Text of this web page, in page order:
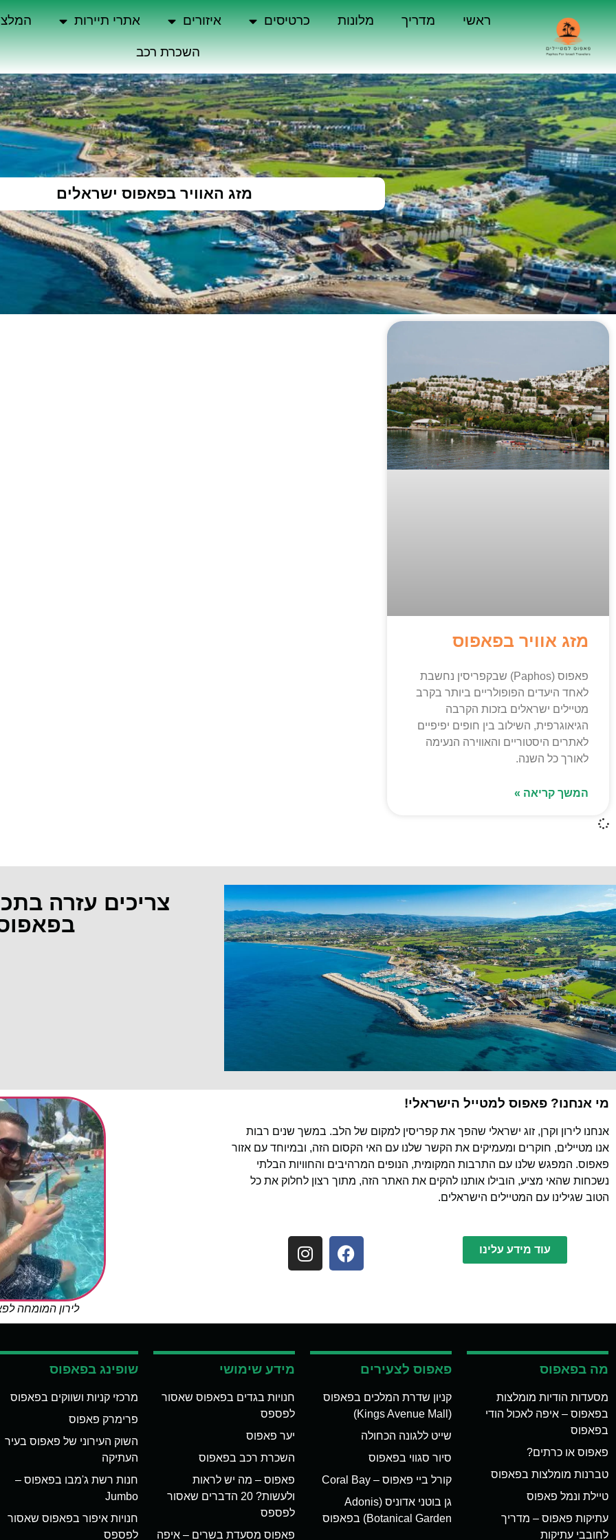
ראשי מדריך מלונות כרטיסים איזורים אתרי תיירות
השכרת רכב
מזג האוויר בפאפוס ישראלים
מזג אוויר בפאפוס
פאפוס (Paphos) שבקפריסין נחשבת
לאחד היעדים הפופולריים ביותר בקרב
מטיילים ישראלים בזכות הקרבה
הגיאוגרפית, השילוב בין חופים יפיפיים
לאתרים היסטוריים והאווירה הנעימה
לאורך כל השנה.
המשך קריאה »
צריכים עזרה
מי אנחנו? פאפוס למטייל הישראלי!
אנחנו לירון וקרן, זוג ישראלי שהפך את קפריסין למקום של הלב. במשך שנים רבות
אנו מטיילים, חוקרים ומעמיקים את הקשר שלנו עם האי הקסום הזה, ובמיוחד עם אזור
פאפוס. המפגש שלנו עם התרבות המקומית, הנופים המרהיבים והחוויות הבלתי
נשכחות שהאי מציע, הובילו אותנו להקים את האתר הזה, מתוך רצון לחלוק את כל
הטוב שגילינו עם המטיילים הישראלים.
עוד מידע עלינו
לירון המומחה
מה בפאפוס
מסעדות הודיות מומלצות
בפאפוס – איפה לאכול הודי
בפאפוס
פאפוס או כרתים?
טברנות מומלצות בפאפוס
טיילת ונמל פאפוס
עתיקות פאפוס – מדריך
לחובבי עתיקות
פאפוס לצעירים
קניון שדרת המלכים בפאפוס
(Kings Avenue Mall)
שייט ללגונה הכחולה
סיור סגווי בפאפוס
קורל ביי פאפוס – Coral Bay
גן בוטני אדוניס (Adonis
Botanical Garden) בפאפוס
מידע שימושי
חנויות בגדים בפאפוס שאסור
לפספס
יער פאפוס
השכרת רכב בפאפוס
פאפוס – מה יש לראות
ולעשות? 20 הדברים שאסור
לפספס
פאפוס מסעדת בשרים – איפה
שופינג בפאפוס
מרכזי קניות ושווקים בפאפוס
פרימרק פאפוס
השוק העירוני של פאפוס בעיר
העתיקה
חנות רשת ג'מבו בפאפוס –
Jumbo
חנויות איפור בפאפוס שאסור
לפספס